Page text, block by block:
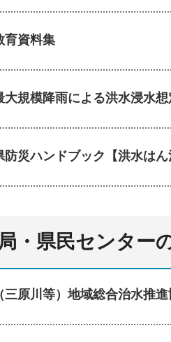
育資料集
大規模降雨による洪水浸水
防災ハンドブック【洪水はん
・県民センター
三原川等）地域総合治水推